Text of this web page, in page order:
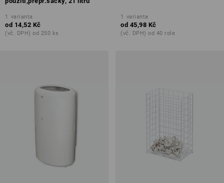
1 varianta
od 14,52 Kč
(vč. DPH) od 250 ks
1 varianta
od 45,98 Kč
(vč. DPH) od 40 role